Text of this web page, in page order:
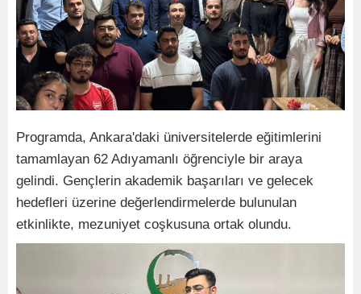
Programda, Ankara'daki üniversitelerde eğitimlerini
tamamlayan 62 Adıyamanlı öğrenciyle bir araya
gelindi. Gençlerin akademik başarıları ve gelecek
hedefleri üzerine değerlendirmelerde bulunulan
etkinlikte, mezuniyet coşkusuna ortak olundu.